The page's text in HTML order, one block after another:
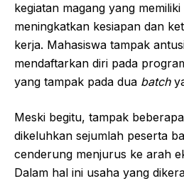
kegiatan magang yang
meningkatkan kesiapan dan
kerja. Mahasiswa tampak
mendaftarkan diri pada
yang tampak pada dua batch
Meski begitu, tampak
dikeluhkan sejumlah peserta
cenderung menjurus ke arah
Dalam hal ini usaha yang